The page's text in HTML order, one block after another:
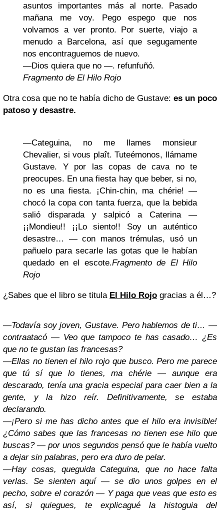
asuntos importantes más al norte. Pasado
mañana me voy. Pego espego que nos
volvamos a ver pronto. Por suerte, viajo a
menudo a Barcelona, así que segugamente
nos encontraguemos de nuevo.
—Dios quiera que no —. refunfuñó.
Fragmento de El Hilo Rojo
Otra cosa que no te había dicho de Gustave: es un poco
patoso y desastre.
—Categuina, no me llames monsieur
Chevalier, si vous plaît. Tuteémonos, llámame
Gustave. Y por las copas de cava no te
preocupes. En una fiesta hay que beber, si no,
no es una fiesta. ¡Chin-chin, ma chérie! —
chocó la copa con tanta fuerza, que la bebida
salió disparada y salpicó a Caterina —
¡¡Mondieu!! ¡¡Lo siento!! Soy un auténtico
desastre… — con manos trémulas, usó un
pañuelo para secarle las gotas que le habían
quedado en el escote.Fragmento de El Hilo
Rojo
¿Sabes que el libro se titula El Hilo Rojo gracias a él…?
—Todavía soy joven, Gustave. Pero hablemos de ti… —
contraatacó — Veo que tampoco te has casado… ¿Es
que no te gustan las francesas?
—Ellas no tienen el hilo rojo que busco. Pero me parece
que tú sí que lo tienes, ma chérie — aunque era
descarado, tenía una gracia especial para caer bien a la
gente, y la hizo reír. Definitivamente, se estaba
declarando.
—¡Pero si me has dicho antes que el hilo era invisible!
¿Cómo sabes que las francesas no tienen ese hilo que
buscas? — por unos segundos pensó que le había vuelto
a dejar sin palabras, pero era duro de pelar.
—Hay cosas, queguida Categuina, que no hace falta
verlas. Se sienten aquí — se dio unos golpes en el
pecho, sobre el corazón — Y paga que veas que esto es
así, si quiegues, te explicagué la histoguia del